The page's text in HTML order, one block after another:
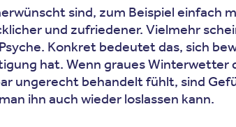
sind, zum Beispiel einfach
und zufriedener. Vielmehr
Konkret bedeutet das, sich
hat. Wenn graues Winterwetter
ungerecht behandelt fühlt, sind
ihn auch wieder loslassen kann.